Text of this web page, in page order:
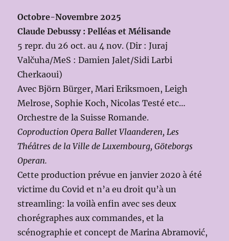
Octobre-Novembre 2025
Claude Debussy : Pelléas et Mélisande
5 repr. du 26 oct. au 4 nov. (Dir : Juraj
Valčuha/MeS : Damien Jalet/Sidi Larbi
Cherkaoui)
Avec Björn Bürger, Mari Eriksmoen, Leigh
Melrose, Sophie Koch, Nicolas Testé etc…
Orchestre de la Suisse Romande.
Coproduction Opera Ballet Vlaanderen, Les
Théâtres de la Ville de Luxembourg, Göteborgs
Operan.
Cette production prévue en janvier 2020 à été
victime du Covid et n’a eu droit qu’à un
streamling: la voilà enfin avec ses deux
chorégraphes aux commandes, et la
scénographie et concept de Marina Abramović,